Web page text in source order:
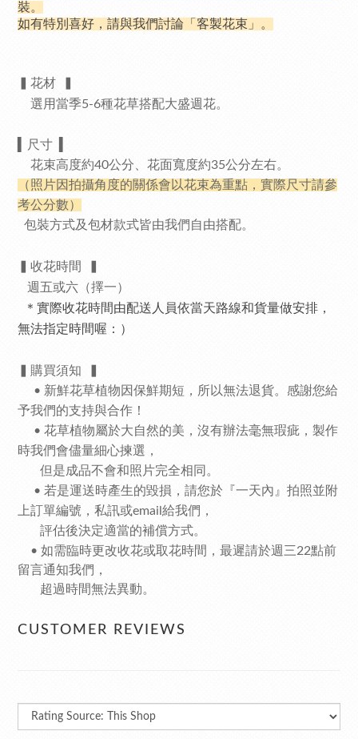
裝。
如有特別喜好，請與我們討論「客製花束」。
▍花材
選用當季5-6種花草搭配大盛週花。
尺寸
花束高度約40公分、花面寬度約35公分左右。
（照片因拍攝角度的關係會以花束為重點，實際尺寸請參
考公分數）
包裝方式及包材款式皆由我們自由搭配。
▍收花時間
週五或六（擇一）
＊實際收花時間由配送人員依當天路線和貨量做安排，
無法指定時間喔：）
購買須知
• 新鮮花草植物因保鮮期短，所以無法退貨。感謝您給
予我們的支持與合作！
• 花草植物屬於大自然的美，沒有辦法毫無瑕疵，製作
時我們會儘量細心揀選，
但是成品不會和照片完全相同。
• 若是運送時產生的毀損，請您於『一天內』拍照並附
上訂單編號，私訊或email給我們，
評估後決定適當的補償方式。
• 如需臨時更改收花或取花時間，最遲請於週三22點前
留言通知我們，
超過時間無法異動。
CUSTOMER REVIEWS